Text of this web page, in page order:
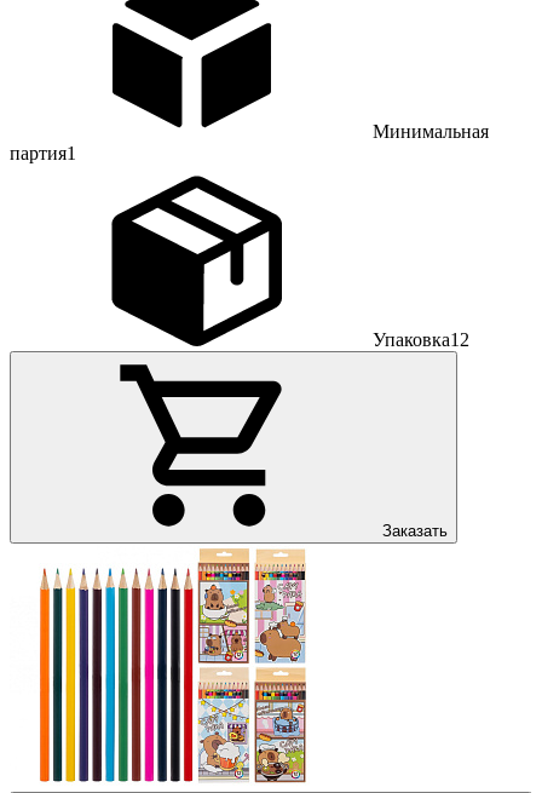
Минимальная
партия1
Упаковка12
Заказать